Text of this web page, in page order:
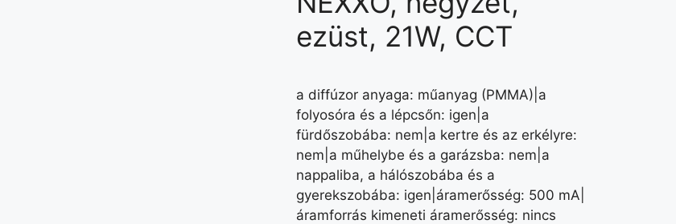
ezüst, 21W, CCT
a diffúzor anyaga: műanyag (PMMA)|a
folyosóra és a lépcsőn: igen|a
fürdőszobába: nem|a kertre és az erkélyre:
nem|a műhelybe és a garázsba: nem|a
nappaliba, a hálószobába és a
gyerekszobába: igen|áramerősség: 500 mA|
áramforrás kimeneti áramerősség: nincs